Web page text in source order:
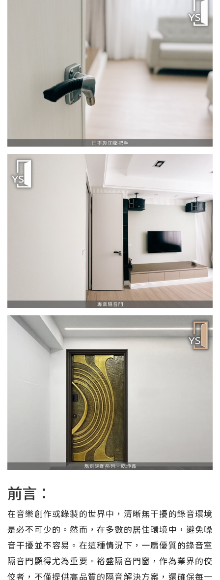
前言：
在音樂創作或錄製的世界中，清晰無干擾的錄音環境
是必不可少的。然而，在多數的居住環境中，避免噪
音干擾並不容易。在這種情況下，一扇優質的錄音室
隔音門顯得尤為重要。裕盛隔音門窗，作為業界的佼
佼者，不僅提供高品質的隔音解決方案，還確保每一